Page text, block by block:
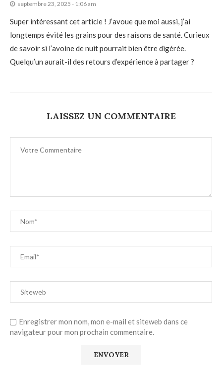
septembre 23, 2025 - 1:06 am
Super intéressant cet article ! J’avoue que moi aussi, j’ai
longtemps évité les grains pour des raisons de santé. Curieux
de savoir si l’avoine de nuit pourrait bien être digérée.
Quelqu’un aurait-il des retours d’expérience à partager ?
LAISSEZ UN COMMENTAIRE
Enregistrer mon nom, mon e-mail et siteweb dans ce
navigateur pour mon prochain commentaire.